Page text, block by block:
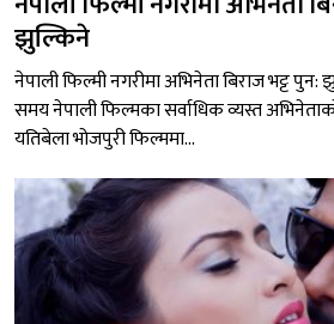
झुल्किने
नेपाली फिल्मी नगरीमा अभिनेता बिराज भट्ट
समय नेपाली फिल्मका सर्वाधिक व्यस्त
यतिबेला भोजपुरी फिल्ममा...